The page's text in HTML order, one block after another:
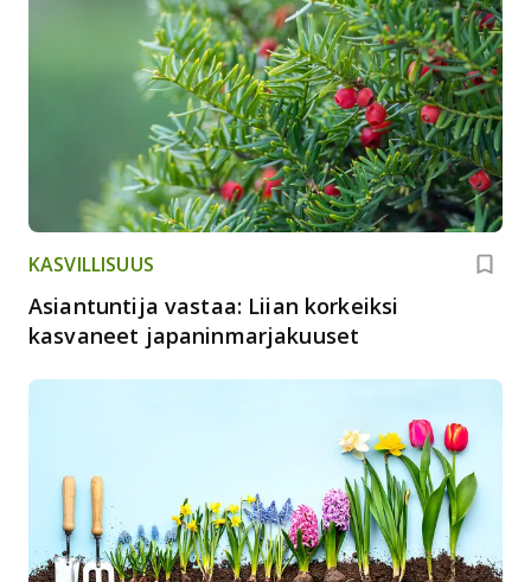
KASVILLISUUS
Asiantuntija vastaa: Liian korkeiksi
kasvaneet japaninmarjakuuset